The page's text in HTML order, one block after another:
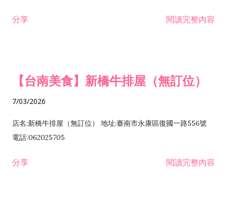
發業 H703090 不動產買賣業 H703100 不動產租賃業 I503010
分享 閱讀完整內容
【台南美食】新橋牛排屋（無訂位）
7/03/2026
店名:新橋牛排屋（無訂位） 地址:臺南市永康區復國一路556號
電話:062025705
分享 閱讀完整內容